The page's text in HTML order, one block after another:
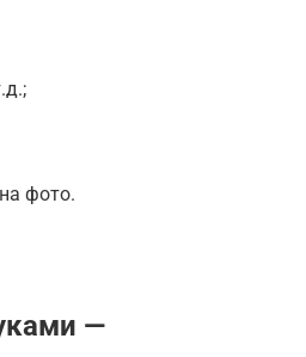
фото.
—